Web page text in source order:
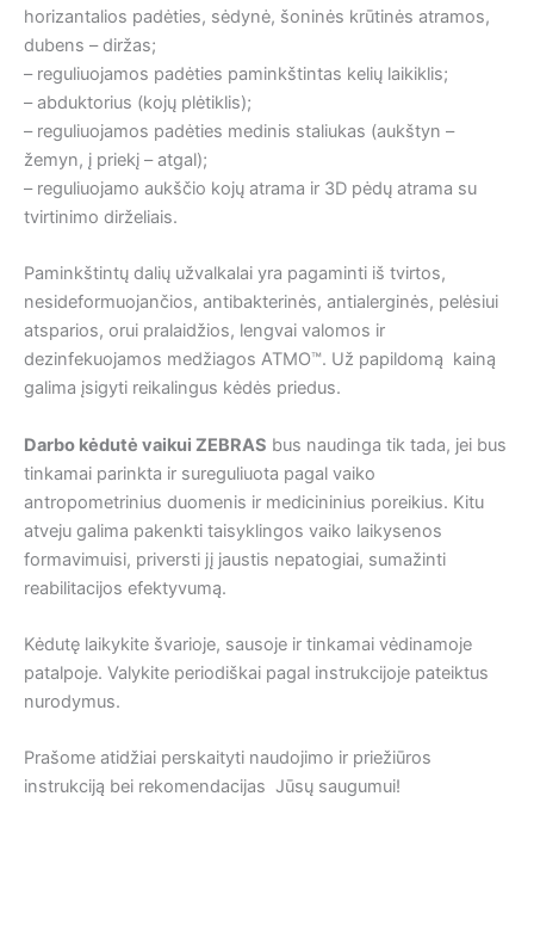
horizantalios padėties, sėdynė, šoninės krūtinės atramos,
dubens – diržas;
– reguliuojamos padėties paminkštintas kelių laikiklis;
– abduktorius (kojų plėtiklis);
– reguliuojamos padėties medinis staliukas (aukštyn –
žemyn, į priekį – atgal);
– reguliuojamo aukščio kojų atrama ir 3D pėdų atrama su
tvirtinimo dirželiais.
Paminkštintų dalių užvalkalai yra pagaminti iš tvirtos,
nesideformuojančios, antibakterinės, antialerginės, pelėsiui
atsparios, orui pralaidžios, lengvai valomos ir
dezinfekuojamos medžiagos ATMO™. Už papildomą kainą
galima įsigyti reikalingus kėdės priedus.
Darbo kėdutė vaikui ZEBRAS bus naudinga tik tada, jei bus
tinkamai parinkta ir sureguliuota pagal vaiko
antropometrinius duomenis ir medicininius poreikius. Kitu
atveju galima pakenkti taisyklingos vaiko laikysenos
formavimuisi, priversti jį jaustis nepatogiai, sumažinti
reabilitacijos efektyvumą.
Kėdutę laikykite švarioje, sausoje ir tinkamai vėdinamoje
patalpoje. Valykite periodiškai pagal instrukcijoje pateiktus
nurodymus.
Prašome atidžiai perskaityti naudojimo ir priežiūros
instrukciją bei rekomendacijas Jūsų saugumui!